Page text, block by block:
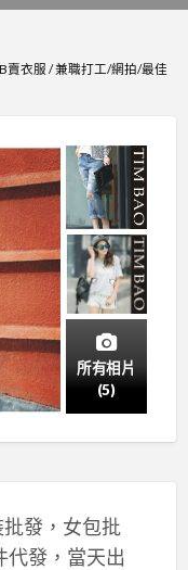
賣衣服 / 兼職打工/網拍/最佳
所有相片
(5)
批發，女包批
代發，當天出